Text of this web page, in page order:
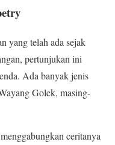
yang telah ada sejak
pertunjukan ini
Ada banyak jenis
Golek, masing-
ceritanya